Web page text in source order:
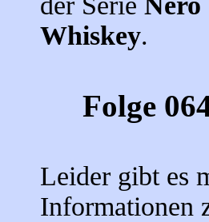
Whiskey.
Folge
Leider gibt es
Informationen